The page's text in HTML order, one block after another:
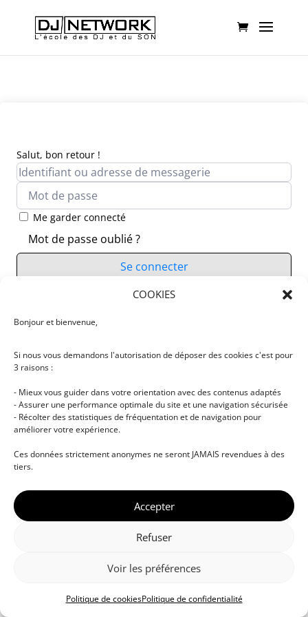
COOKIES
Bonjour et bienvenue,
Si nous vous demandons l'autorisation de déposer des cookies c'est pour
3 raisons :
- Mieux vous guider dans votre orientation avec des contenus adaptés
- Assurer une performance optimale du site et une navigation sécurisée
- Récolter des statistiques de fréquentation et de navigation pour
améliorer votre expérience.
Ces données strictement anonymes ne seront JAMAIS revendues à des
tiers.
Accepter
Refuser
Voir les préférences
Politique de cookiesPolitique de confidentialité
Salut, bon retour !
Me garder connecté
Mot de passe oublié ?
Se connecter
Vous n’avez pas de compte ?
musicale • Certifications professionnelles • Paris •